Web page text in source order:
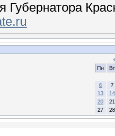
Пн
Вт
6
7
13
14
20
21
27
28